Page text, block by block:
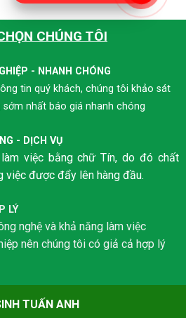
CHÚNG TÔI
- NHANH CHÓNG
tin quý khách, chúng tôi khảo sát
sớm nhất báo giá nhanh chóng
- DỊCH VỤ
việc bằng chữ Tín, do đó chất
việc được đẩy lên hàng đầu.
LÝ
nghệ và khả năng làm việc
nên chúng tôi có giả cả hợp lý
TUẤN ANH